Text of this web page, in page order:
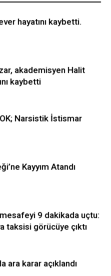
hayatını kaybetti.
akademisyen Halit
kaybetti
Narsistik İstismar
Kayyım Atandı
9 dakikada uçtu:
taksisi görücüye çıktı
ara karar açıklandı